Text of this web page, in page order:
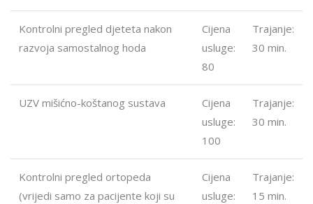
Kontrolni pregled djeteta nakon
razvoja samostalnog hoda
Cijena
usluge:
80
Trajanje:
30 min.
UZV mišićno-koštanog sustava
Cijena
usluge:
100
Trajanje:
30 min.
Kontrolni pregled ortopeda
(vrijedi samo za pacijente koji su
Cijena
usluge:
Trajanje:
15 min.